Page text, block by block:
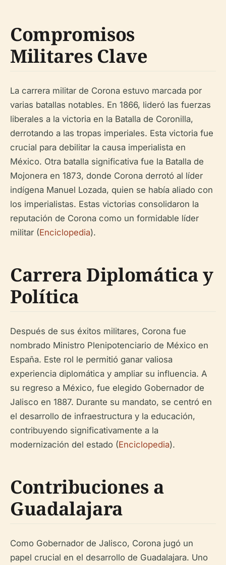
Compromisos
Militares Clave
La carrera militar de Corona estuvo marcada por
varias batallas notables. En 1866, lideró las fuerzas
liberales a la victoria en la Batalla de Coronilla,
derrotando a las tropas imperiales. Esta victoria fue
crucial para debilitar la causa imperialista en
México. Otra batalla significativa fue la Batalla de
Mojonera en 1873, donde Corona derrotó al líder
indígena Manuel Lozada, quien se había aliado con
los imperialistas. Estas victorias consolidaron la
reputación de Corona como un formidable líder
militar (Enciclopedia).
Carrera Diplomática y
Política
Después de sus éxitos militares, Corona fue
nombrado Ministro Plenipotenciario de México en
España. Este rol le permitió ganar valiosa
experiencia diplomática y ampliar su influencia. A
su regreso a México, fue elegido Gobernador de
Jalisco en 1887. Durante su mandato, se centró en
el desarrollo de infraestructura y la educación,
contribuyendo significativamente a la
modernización del estado (Enciclopedia).
Contribuciones a
Guadalajara
Como Gobernador de Jalisco, Corona jugó un
papel crucial en el desarrollo de Guadalajara. Uno